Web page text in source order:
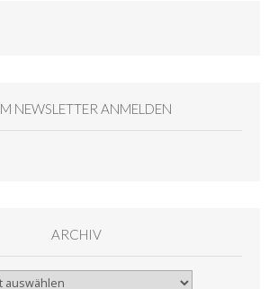
NEWSLETTER ANMELDEN
ARCHIV